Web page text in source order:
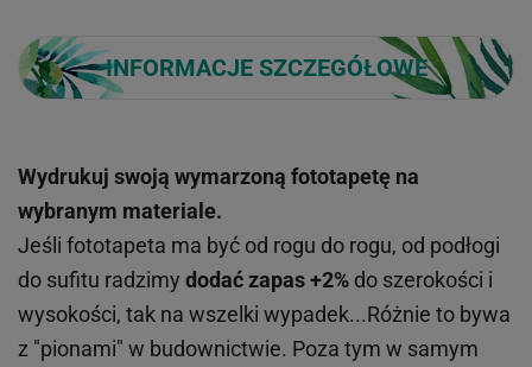
INFORMACJE SZCZEGÓŁOWE
Wydrukuj swoją wymarzoną fototapetę na
wybranym materiale.
Jeśli fototapeta ma być od rogu do rogu, od podłogi
do sufitu radzimy dodać zapas +2% do szerokości i
wysokości, tak na wszelki wypadek...Różnie to bywa
z "pionami" w budownictwie. Poza tym w samym